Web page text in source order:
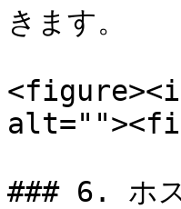
きます。
### 6. ホ